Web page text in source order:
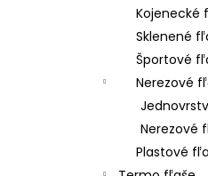
Kojenecké
Sklenené
Športové
Nerezové
Nerezové
Plastové
NEREZOVÁ